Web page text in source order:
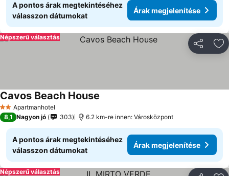
A pontos árak megtekintéséhez
válasszon dátumokat
Árak megjelenítése
Népszerű választás
2 Kategória
Apartmanhotel
Cavos Beach House
8,1 Nagyon jó 303 6.2 km-re innen: Városközpont
A pontos árak megtekintéséhez
válasszon dátumokat
Árak megjelenítése
Népszerű választás